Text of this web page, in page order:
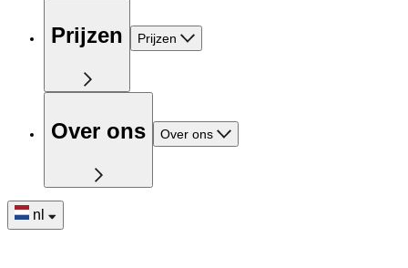
Prijzen Prijzen
Over ons Over ons
nl